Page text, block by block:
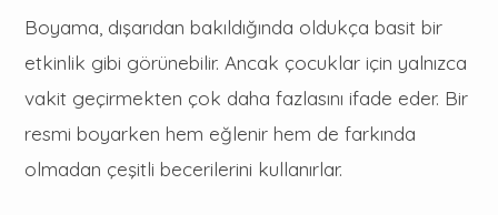
Boyama, dışarıdan bakıldığında oldukça basit bir
etkinlik gibi görünebilir. Ancak çocuklar için yalnızca
vakit geçirmekten çok daha fazlasını ifade eder. Bir
resmi boyarken hem eğlenir hem de farkında
olmadan çeşitli becerilerini kullanırlar.